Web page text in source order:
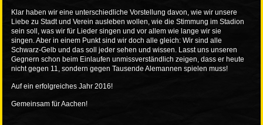
Klar haben wir eine unterschiedliche Vorstellung davon, wie wir unsere
Liebe zu Stadt und Verein ausleben wollen, wie die Stimmung im Stadion
sein soll, was wir für Lieder singen und vor allem wie lange wir sie
singen. Aber in einem Punkt sind wir doch alle gleich: Wir sind alle
Schwarz-Gelb und das soll jeder sehen und wissen. Lasst uns unseren
Gegnern schon beim Einlaufen unmissverständlich zeigen, dass er heute
nicht gegen 11, sondern gegen Tausende Alemannen spielen muss!
Auf ein erfolgreiches Jahr 2016!
Gemeinsam für Aachen!